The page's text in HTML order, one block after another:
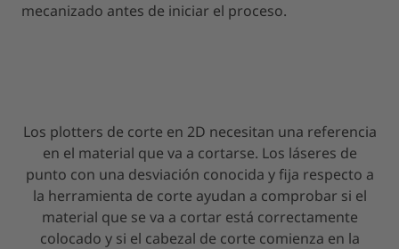
mecanizado antes de iniciar el proceso.
Los plotters de corte en 2D necesitan una referencia
en el material que va a cortarse. Los láseres de
punto con una desviación conocida y fija respecto a
la herramienta de corte ayudan a comprobar si el
material que se va a cortar está correctamente
colocado y si el cabezal de corte comienza en la